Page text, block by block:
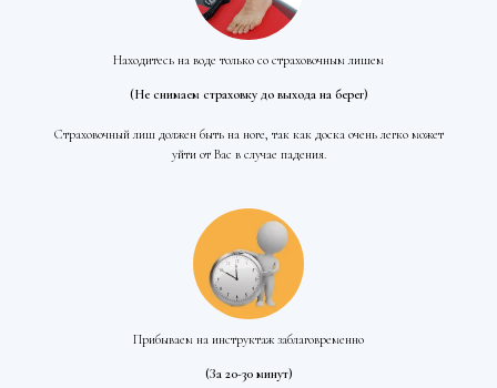
Находитесь на воде только со страховочным лишем
(Не снимаем страховку до выхода на берег)
Страховочный лиш должен быть на ноге, так как доска очень легко может
уйти от Вас в случае падения.
Прибываем на инструктаж заблаговременно
(За 20-30 минут)